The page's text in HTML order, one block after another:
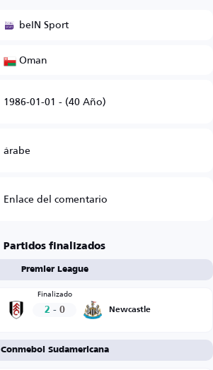
beIN Sport
Oman
1986-01-01 - (40 Año)
árabe
Enlace del comentario
Partidos finalizados
Premier League
Finalizado
2 - 0 Newcastle
Conmebol Sudamericana